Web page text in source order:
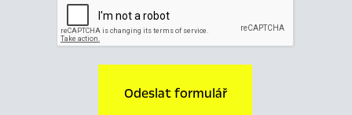
Odeslat formulář